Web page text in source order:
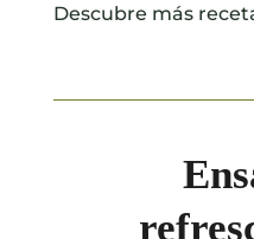
Descubre más